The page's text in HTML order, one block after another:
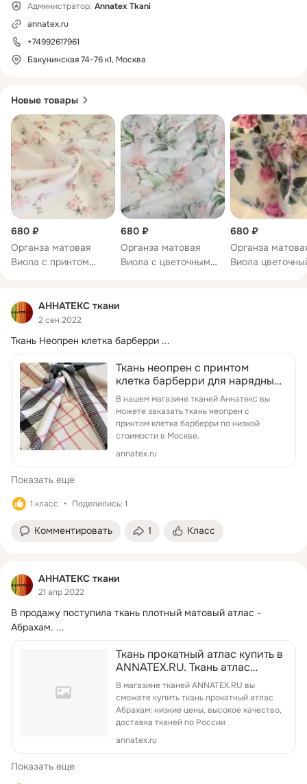
Новые товары
680 ₽
Органза матовая
Виола с принтом
680 ₽
Органза матовая
Виола с цветочным
680 ₽
Органза
Виола
АННАТЕКС ткани
2 сен 2022
Ткань Неопрен клетка барберри ...
Ткань неопрен с принтом
клетка барберри для нарядных
платьев купить в магазине
тканей Аннатекс
В нашем магазине тканей Аннатекс вы
можете заказать ткань неопрен с
принтом клетка барберри по низкой
стоимости в Москве.
annatex.ru
Показать еще
1 класс Поделились: 1
Комментировать 1 Класс
АННАТЕКС ткани
21 апр 2022
В продажу поступила ткань плотный матовый атлас -
Абрахам. ...
Ткань прокатный атлас купить в
ANNATEX.RU. Ткань атлас
прокатный заказать в магазине
тканей ANNATEX.RU
В магазине тканей ANNATEX.RU вы
сможете купить ткань прокатный атлас
Абрахам: низкие цены, высокое качество,
доставка тканей по России
annatex.ru
Показать еще
Администратор: Annatex Tkani
annatex.ru
+74992617961
Бакунинская 74-76 к1, Москва